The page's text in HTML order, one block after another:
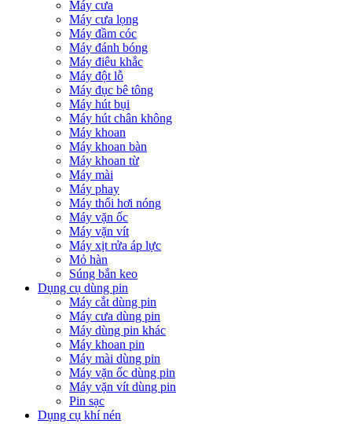
Máy cưa
Máy cưa lọng
Máy đầm cóc
Máy đánh bóng
Máy điêu khắc
Máy đột lỗ
Máy đục bê tông
Máy hút bụi
Máy hút chân không
Máy khoan
Máy khoan bàn
Máy khoan từ
Máy mài
Máy phay
Máy thổi hơi nóng
Máy vặn ốc
Máy vặn vít
Máy xịt rửa áp lực
Mỏ hàn
Súng bắn keo
Dụng cụ dùng pin
Máy cắt dùng pin
Máy cưa dùng pin
Máy dùng pin khác
Máy khoan pin
Máy mài dùng pin
Máy vặn ốc dùng pin
Máy vặn vít dùng pin
Pin sạc
Dụng cụ khí nén